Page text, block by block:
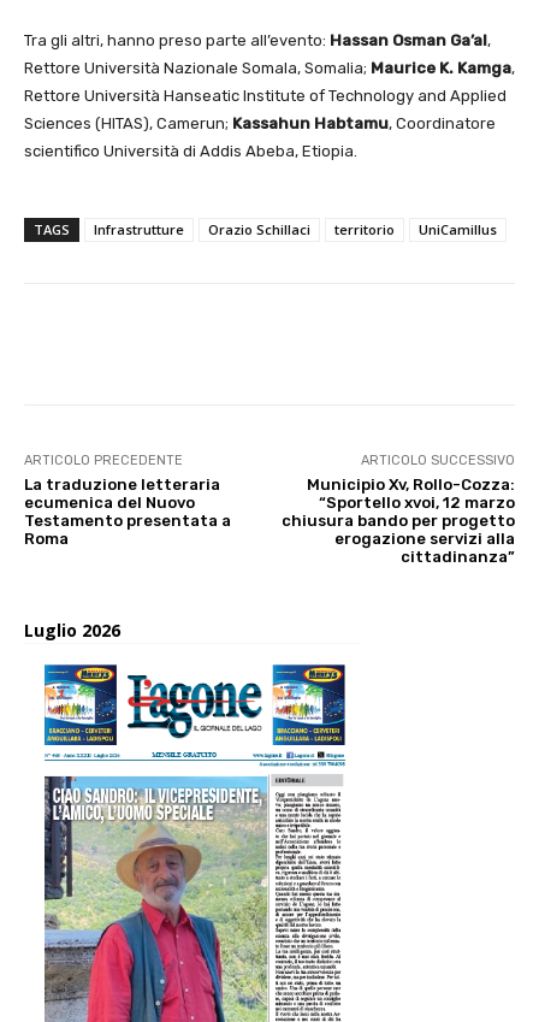
Tra gli altri, hanno preso parte all’evento: Hassan Osman Ga’al,
Rettore Università Nazionale Somala, Somalia; Maurice K. Kamga,
Rettore Università Hanseatic Institute of Technology and Applied
Sciences (HITAS), Camerun; Kassahun Habtamu, Coordinatore
scientifico Università di Addis Abeba, Etiopia.
TAGS Infrastrutture Orazio Schillaci territorio UniCamillus
ARTICOLO PRECEDENTE
La traduzione letteraria
ecumenica del Nuovo
Testamento presentata a
Roma
ARTICOLO SUCCESSIVO
Municipio Xv, Rollo-Cozza:
“Sportello xvoi, 12 marzo
chiusura bando per progetto
erogazione servizi alla
cittadinanza”
Luglio 2026